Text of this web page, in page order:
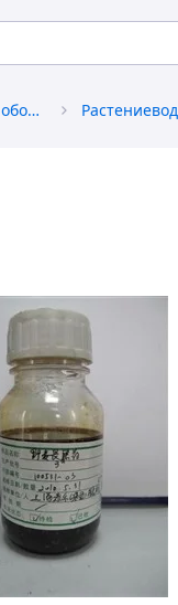
Сельхозпродукция, техника и оборудование